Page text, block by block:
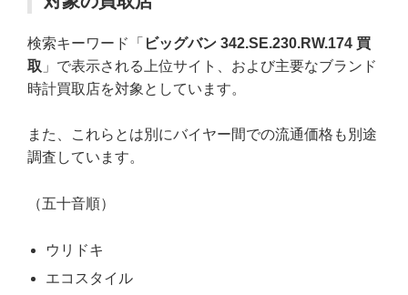
検索キーワード「 ビッグバン 342.SE.230.RW.174 買
取 」で表示される上位サイト、および主要なブランド
時計買取店を対象としています。
また、これらとは別にバイヤー間での流通価格も別途
調査しています。
（五十音順）
ウリドキ
エコスタイル